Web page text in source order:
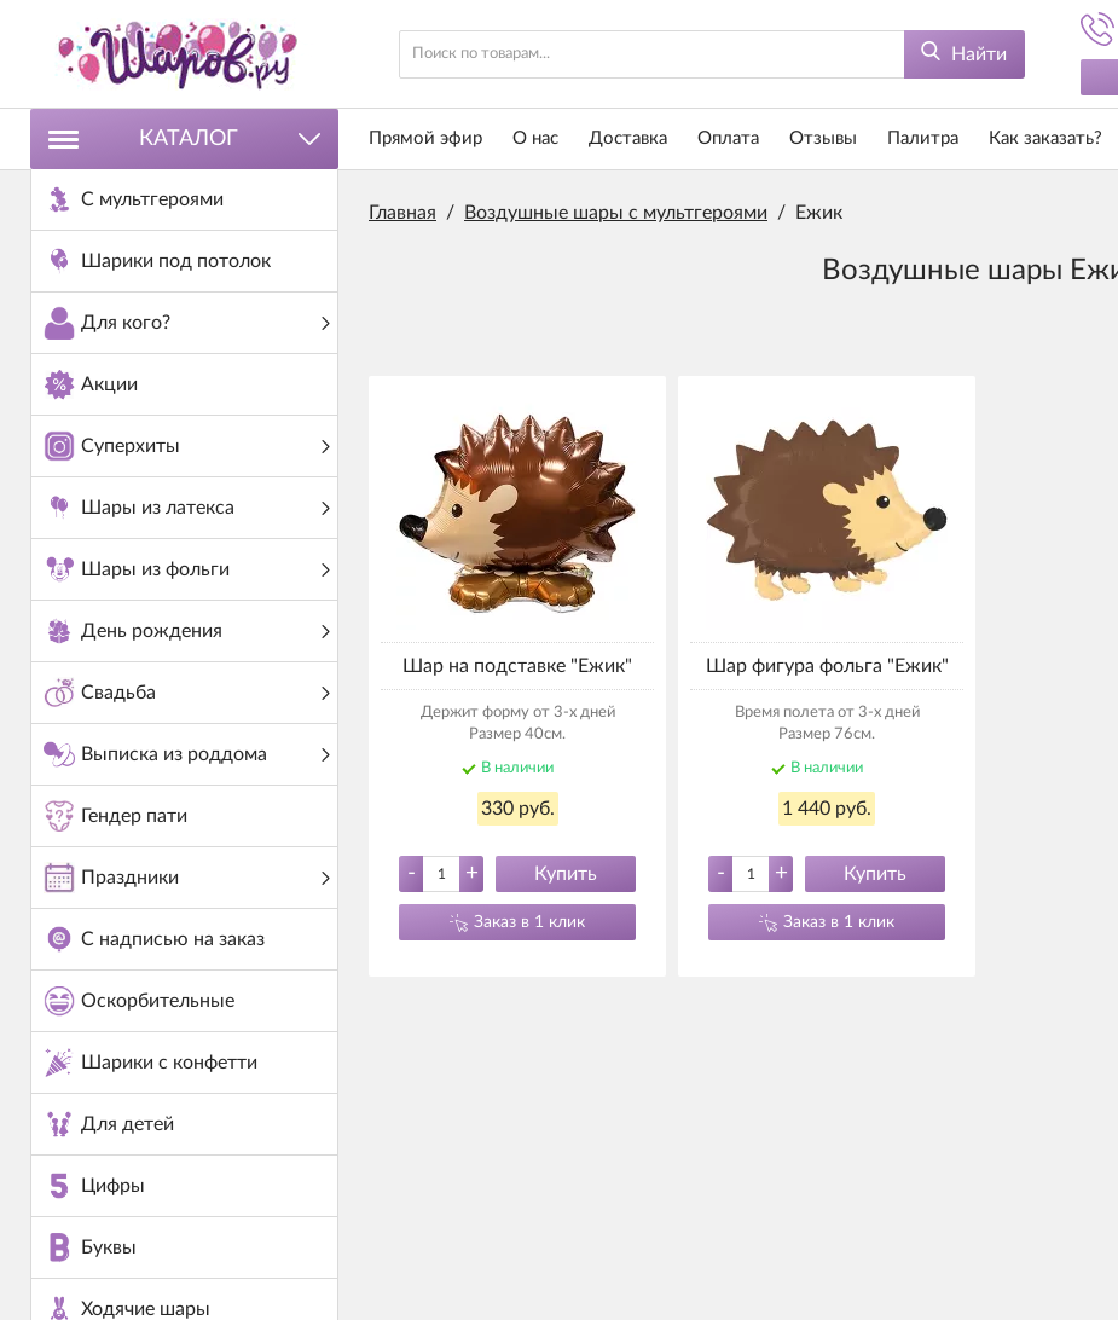
Найти
КАТАЛОГ
С мультгероями
Шарики под потолок
Для кого?
Акции
Суперхиты
Шары из латекса
Шары из фольги
День рождения
Свадьба
Выписка из роддома
Гендер пати
Праздники
С надписью на заказ
Оскорбительные
Шарики с конфетти
Для детей
Цифры
Буквы
Ходячие шары
Прямой эфир О нас Доставка Оплата Отзывы Палитра Как заказать?
Главная / Воздушные шары с мультгероями / Ежик
Воздушные шары
Шар на подставке "Ежик"
Держит форму от 3-х дней
Размер 40см.
В наличии
330 руб.
- + Купить
Заказ в 1 клик
Шар фигура фольга "Ежик"
Время полета от 3-х дней
Размер 76см.
В наличии
1 440 руб.
- + Купить
Заказ в 1 клик